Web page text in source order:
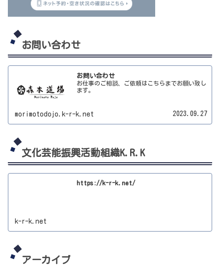
お問い合わせ
お問い合わせ
お仕事のご相談、ご依頼はこちらまでお願い致し
ます。
morimotodojo.k-r-k.net 2023.09.27
文化芸能振興活動組織K.R.K
https://k-r-k.net/
k-r-k.net
アーカイブ